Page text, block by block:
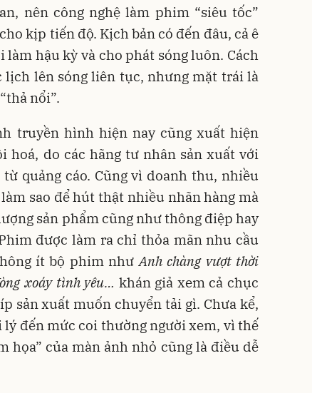
nên công nghệ làm phim “siêu tốc”
kịp tiến độ. Kịch bản có đến đâu, cả ê
hậu kỳ và cho phát sóng luôn. Cách
lịch lên sóng liên tục, nhưng mặt trái là
nổi”.
truyền hình hiện nay cũng xuất hiện
hoá, do các hãng tư nhân sản xuất với
quảng cáo. Cũng vì doanh thu, nhiều
sao để hút thật nhiều nhãn hàng mà
sản phẩm cũng như thông điệp hay
được làm ra chỉ thỏa mãn nhu cầu
ít bộ phim như Anh chàng vượt thời
xoáy tình yêu… khán giả xem cả chục
sản xuất muốn chuyển tải gì. Chưa kể,
đến mức coi thường người xem, vì thế
họa” của màn ảnh nhỏ cũng là điều dễ